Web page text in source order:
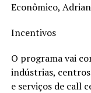
Econômico,
Incentivos
O programa vai
indústrias,
e serviços de call